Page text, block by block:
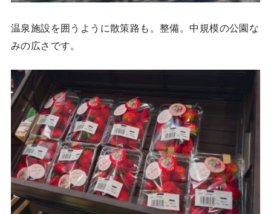
温泉施設を囲うように散策路も。整備。中規模の公園な
みの広さです。